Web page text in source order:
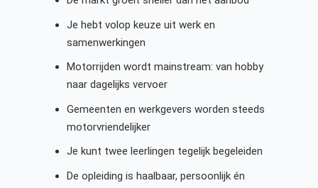
Je hebt volop keuze uit werk en
samenwerkingen
Motorrijden wordt mainstream: van hobby
naar dagelijks vervoer
Gemeenten en werkgevers worden steeds
motorvriendelijker
Je kunt twee leerlingen tegelijk begeleiden
De opleiding is haalbaar, persoonlijk én